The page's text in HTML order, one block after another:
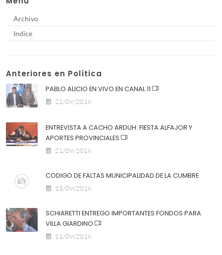
Archivo
Indice
Anteriores en Política
PABLO ALICIO EN VIVO EN CANAL 11
21/09/2016
ENTREVISTA A CACHO ARDUH: FIESTA ALFAJOR Y
APORTES PROVINCIALES
21/09/2016
CODIGO DE FALTAS MUNICIPALIDAD DE LA CUMBRE
13/09/2016
SCHIARETTI ENTREGO IMPORTANTES FONDOS PARA
VILLA GIARDINO
11/09/2016